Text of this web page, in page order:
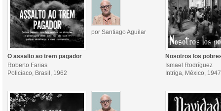
por Santiago Aguilar
O assalto ao trem pagador
Roberto Farias
Policiaco, Brasil, 1962
Nosotros los
Ismael Rodríguez
Intriga, México, 1947